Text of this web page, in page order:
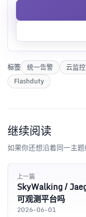
标签 统一告警 云监控
Flashduty
继续阅读
如果你还想沿着同一主
上一篇
SkyWalking /
可观测平台吗
2026-06-01